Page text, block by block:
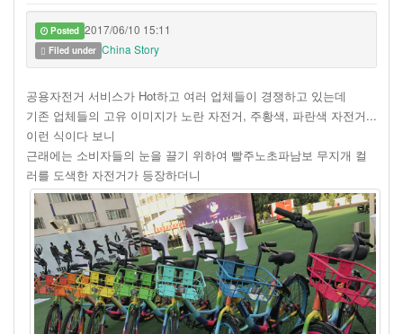
Posted 2017/06/10 15:11
Filed under China Story
공용자전거 서비스가 Hot하고 여러 업체들이 경쟁하고 있는데
기존 업체들의 고유 이미지가 노란 자전거, 주황색, 파란색 자전거...
이런 식이다 보니
근래에는 소비자들의 눈을 끌기 위하여 빨주노초파남보 무지개 컬
러를 도색한 자전거가 등장하더니